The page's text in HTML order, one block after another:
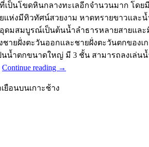
ป็นโขดหินกลางทะเลอีกจำนวนมาก โด
ห่งมีทิวทัศน์สวยงาม หาดทรายขาวและ
ดมสมบูรณ์เป็นต้นน้ำลำธารหลายสายแ
ฝั่งตะวันออกและชายฝั่งตะวันตกของเ
น้ำตกขนาดใหญ่ มี 3 ชั้น สามารถลงเล่
Continue reading →
ยือนบนเกาะช้าง